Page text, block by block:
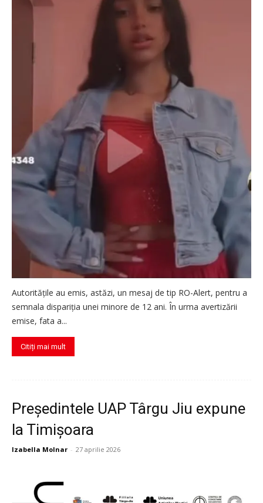
Autoritățile au emis, astăzi, un mesaj de tip RO-Alert, pentru a
semnala dispariția unei minore de 12 ani. În urma avertizării
emise, fata a...
Citiți mai mult
Președintele UAP Târgu Jiu expune
la Timișoara
Izabella Molnar - 27 aprilie 2026